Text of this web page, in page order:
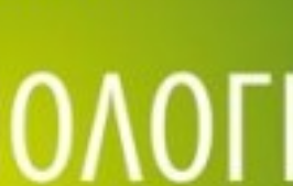
Εσωτερικό
Έτος Έκδοσης
Σελίδες